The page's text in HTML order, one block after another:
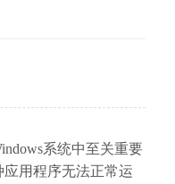
系统中至关重要
用程序无法正常运